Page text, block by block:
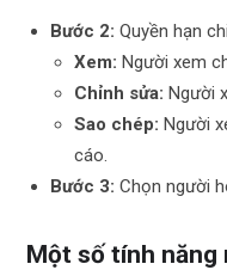
Bước 2: Quyền hạn
Xem: Người xem
Chỉnh sửa: Người
Sao chép: Người
cáo.
Bước 3: Chọn người
Một số tính năng